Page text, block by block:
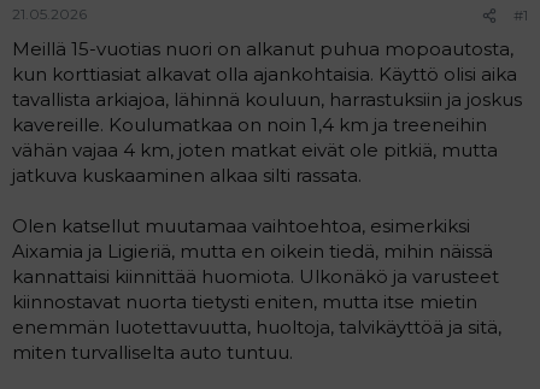
n
a
o
i
t
t
a
a
i
e
s
t
i
21.05.2026 #1
Meillä 15-vuotias nuori on alkanut puhua mopoautosta,
kun korttiasiat alkavat olla ajankohtaisia. Käyttö olisi aika
tavallista arkiajoa, lähinnä kouluun, harrastuksiin ja joskus
kavereille. Koulumatkaa on noin 1,4 km ja treeneihin
vähän vajaa 4 km, joten matkat eivät ole pitkiä, mutta
jatkuva kuskaaminen alkaa silti rassata.
Olen katsellut muutamaa vaihtoehtoa, esimerkiksi
Aixamia ja Ligieriä, mutta en oikein tiedä, mihin näissä
kannattaisi kiinnittää huomiota. Ulkonäkö ja varusteet
kiinnostavat nuorta tietysti eniten, mutta itse mietin
enemmän luotettavuutta, huoltoja, talvikäyttöä ja sitä,
miten turvalliselta auto tuntuu.